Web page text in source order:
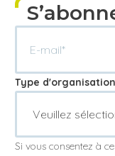
Type d'organisation
Si vous consentez à